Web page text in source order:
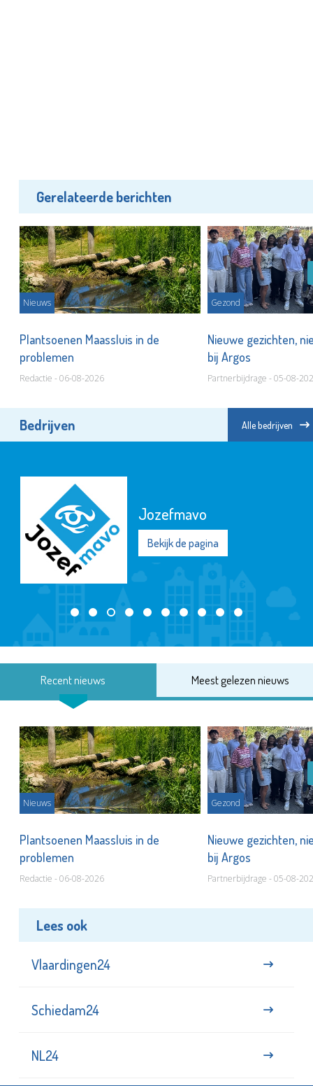
Gerelateerde berichten
Nieuws
Plantsoenen Maassluis in de
problemen
Redactie - 06-08-2026
Gezond
Nieuwe gezichten,
bij Argos
Partnerbijdrage - 05-08-
Bedrijven Alle bedrijven
Jozefmavo
Bekijk de pagina
Recent nieuws Meest gelezen nieuws
Nieuws
Plantsoenen Maassluis in de
problemen
Redactie - 06-08-2026
Gezond
Nieuwe gezichten,
bij Argos
Partnerbijdrage - 05-08-
Lees ook
Vlaardingen24
Schiedam24
NL24